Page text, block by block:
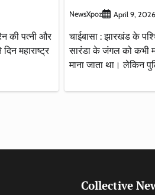
की पत्नी और
महाराष्ट्र
NewsXpoz April 9, 2026
चाईबासा : झारखंड के
सारंडा के जंगल को कभी
माना जाता था। लेकिन
Collective